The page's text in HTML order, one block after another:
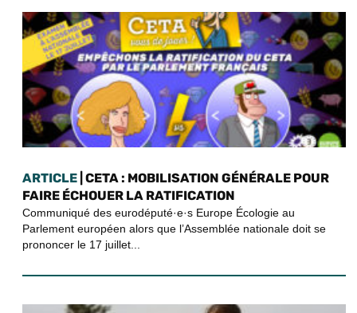
ARTICLE | CETA : MOBILISATION GÉNÉRALE POUR
FAIRE ÉCHOUER LA RATIFICATION
Communiqué des eurodéputé·e·s Europe Écologie au
Parlement européen alors que l’Assemblée nationale doit se
prononcer le 17 juillet...